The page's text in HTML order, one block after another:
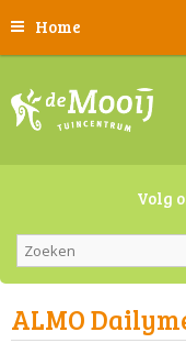
Home
Volg
ALMO